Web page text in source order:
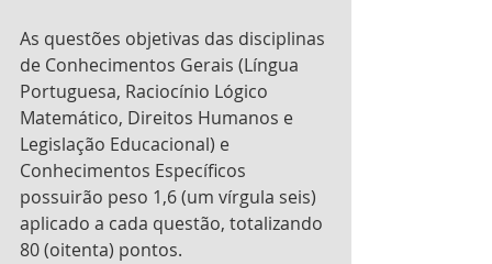
As questões objetivas das disciplinas
de Conhecimentos Gerais (Língua
Portuguesa, Raciocínio Lógico
Matemático, Direitos Humanos e
Legislação Educacional) e
Conhecimentos Específicos
possuirão peso 1,6 (um vírgula seis)
aplicado a cada questão, totalizando
80 (oitenta) pontos.